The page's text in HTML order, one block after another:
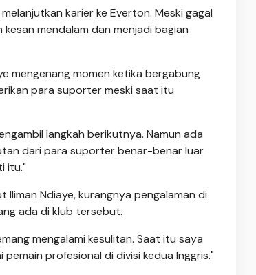
karier ke Everton. Meski gagal
mendalam dan menjadi bagian
mengenang momen ketika bergabung
para suporter meski saat itu
langkah berikutnya. Namun ada
dari para suporter benar-benar luar
itu."
Iliman Ndiaye, kurangnya pengalaman di
ada di klub tersebut.
mengalami kesulitan. Saat itu saya
profesional di divisi kedua Inggris."